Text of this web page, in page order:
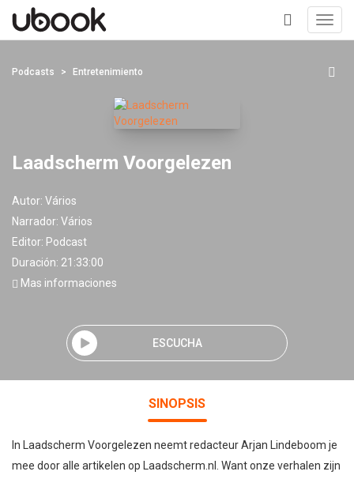
+
Podcasts Entretenimiento
Laadscherm Voorgelezen
Autor: Vários
Narrador: Vários
Editor: Podcast
Duración: 21:33:00
Mas informaciones
ESCUCHA
SINOPSIS
In Laadscherm Voorgelezen neemt redacteur Arjan Lindeboom je
mee door alle artikelen op Laadscherm.nl. Want onze verhalen zijn